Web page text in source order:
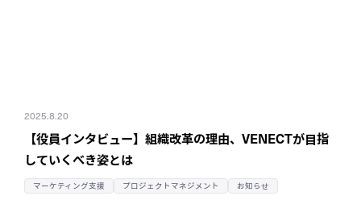
2025.8.20
【役員インタビュー】組織改革の理由、 VENECTが目指
していくべき姿とは
マーケティング支援 プロジェクトマネジメント お知らせ